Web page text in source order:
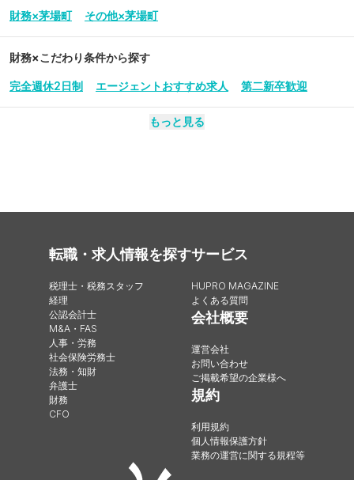
財務×茅場町 その他×茅場町
財務×こだわり条件から探す
完全週休2日制 エージェントおすすめ求人 第二新卒歓迎
もっと見る
転職・求人情報を探す
税理士・税務スタッフ
経理
公認会計士
M&A・FAS
人事・労務
社会保険労務士
法務・知財
弁護士
財務
CFO
サービス
HUPRO MAGAZINE
よくある質問
会社概要
運営会社
お問い合わせ
ご掲載希望の企業様へ
規約
利用規約
個人情報保護方針
業務の運営に関する規程等